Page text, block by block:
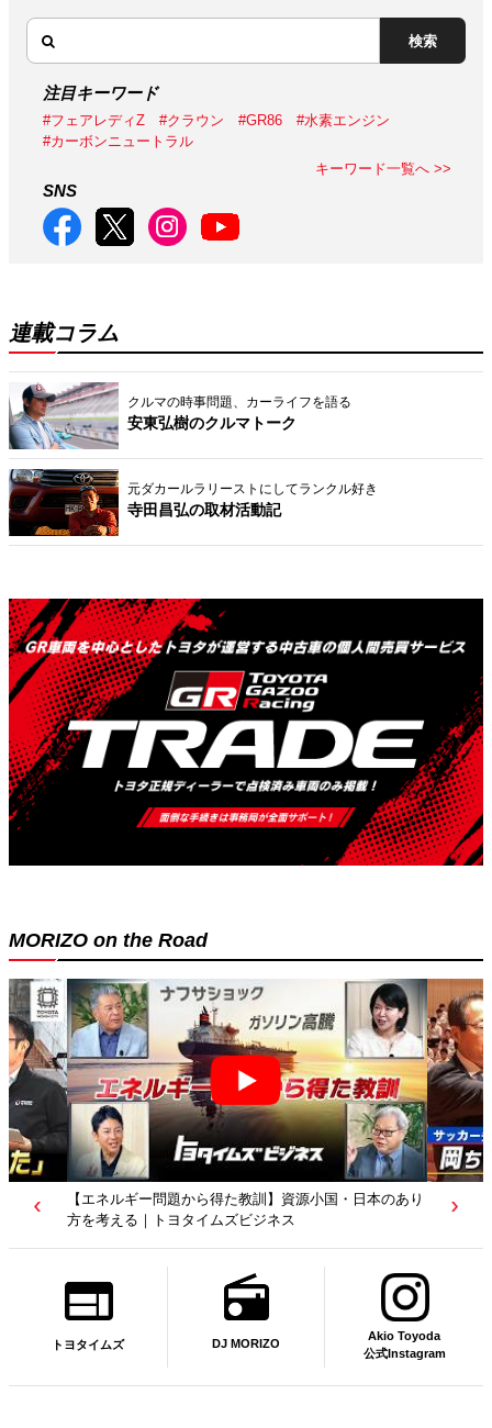
検索
注目キーワード
#フェアレディZ #クラウン #GR86
#水素エンジン
#カーボンニュートラル
キーワード一覧へ >>
SNS
連載コラム
クルマの時事問題、カーライフを語る
安東弘樹のクルマトーク
元ダカールラリーストにしてランクル好き
寺田昌弘の取材活動記
MORIZO on the Road
【エネルギー問題から得た教訓】資源小国・日本のあり
方を考える｜トヨタイムズビジネス
トヨタイムズ DJ MORIZO
Akio Toyoda
公式Instagram